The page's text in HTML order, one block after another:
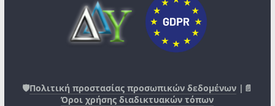
🛡️Πολιτική προστασίας προσωπικών δεδομένων |📄
Όροι χρήσης διαδικτυακών τόπων